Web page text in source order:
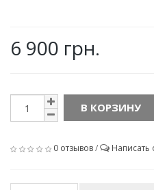
6 900 грн.
В КОРЗИНУ
0 отзывов/ Написать